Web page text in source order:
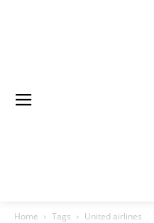
Home Tags United airlines